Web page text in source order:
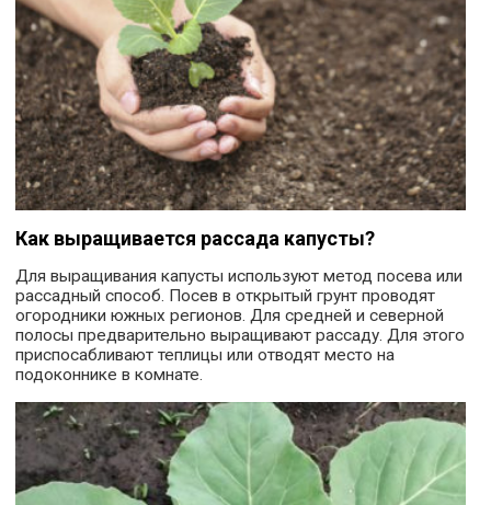
Как выращивается рассада капусты?
Для выращивания капусты используют метод посева или
рассадный способ. Посев в открытый грунт проводят
огородники южных регионов. Для средней и северной
полосы предварительно выращивают рассаду. Для этого
приспосабливают теплицы или отводят место на
подоконнике в комнате.